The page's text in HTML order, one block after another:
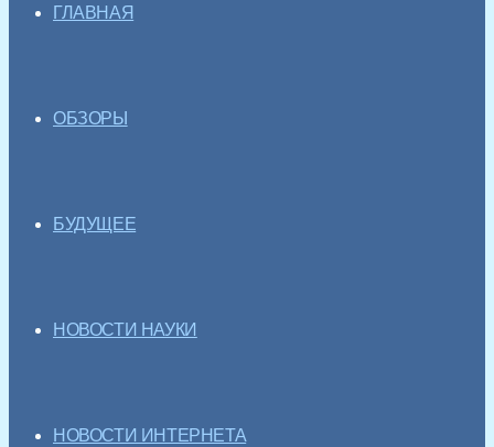
ГЛАВНАЯ
ОБЗОРЫ
БУДУЩЕЕ
НОВОСТИ НАУКИ
НОВОСТИ ИНТЕРНЕТА